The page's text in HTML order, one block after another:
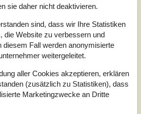
Bezogen auf4Bewertungen
(0)
(1)
sie daher nicht deaktivieren.
sind, dass wir Ihre Statistiken
die Website zu verbessern und
diesem Fall werden anonymisierte
weitergeleitet.
aller Cookies akzeptieren, erklären
(zusätzlich zu Statistiken), dass
Marketingzwecke an Dritte